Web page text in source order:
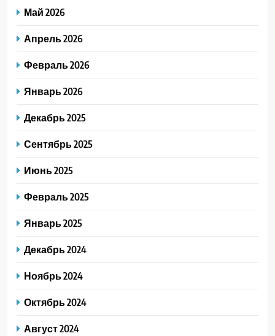
Май 2026
Апрель 2026
Февраль 2026
Январь 2026
Декабрь 2025
Сентябрь 2025
Июнь 2025
Февраль 2025
Январь 2025
Декабрь 2024
Ноябрь 2024
Октябрь 2024
Август 2024